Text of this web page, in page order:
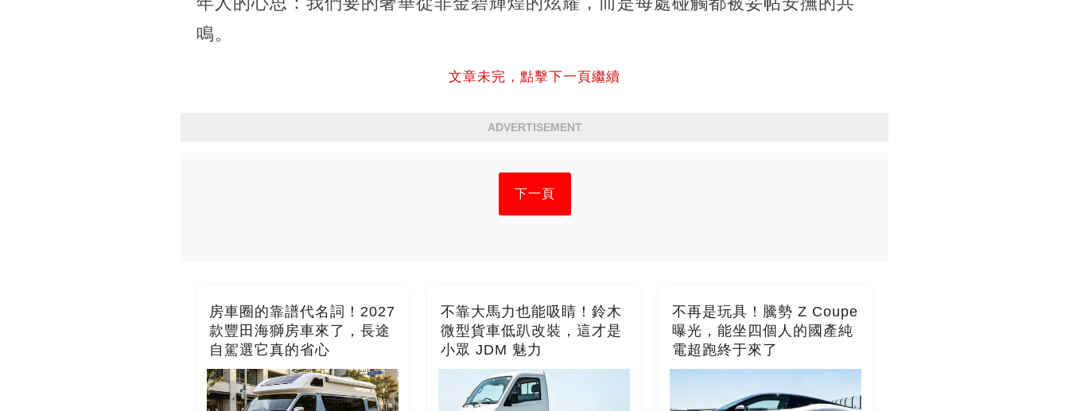
鳴。
文章未完，點擊下一頁繼續
ADVERTISEMENT
下一頁
房車圈的靠譜代名詞！2027
款豐田海獅房車來了，長途
自駕選它真的省心
不靠大馬力也能吸睛！鈴木
微型貨車低趴改裝，這才是
小眾 JDM 魅力
不再是玩具！騰勢 Z Coupe
曝光，能坐四個人的國產純
電超跑終于來了